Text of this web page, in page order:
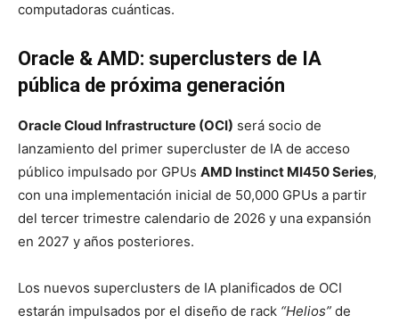
computadoras cuánticas.
Oracle & AMD: superclusters de IA
pública de próxima generación
Oracle Cloud Infrastructure (OCI) será socio de
lanzamiento del primer supercluster de IA de acceso
público impulsado por GPUs AMD Instinct MI450 Series,
con una implementación inicial de 50,000 GPUs a partir
del tercer trimestre calendario de 2026 y una expansión
en 2027 y años posteriores.
Los nuevos superclusters de IA planificados de OCI
estarán impulsados por el diseño de rack “Helios” de